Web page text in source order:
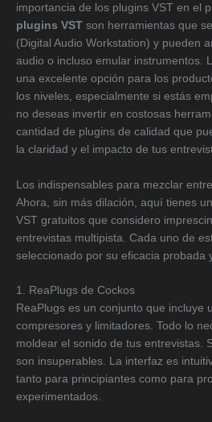
importancia de los plugins VST en el
plugins VST son herramientas que
(Digital Audio Workstation) y pueden
audio o incluso emular instrumentos.
una excelente opción para los
los niveles, especialmente si estás
no deseas invertir en costosas
cantidad de plugins de calidad que
la claridad y el impacto de tus
Los indispensables para mezclar
Ahora, sin más dilación, aquí tienes
VST gratuitos que considero
entrevistas multipista. Cada uno de
seleccionado por su eficacia probada
1. ReaPlugs de Cockos
ReaPlugs es un conjunto que incluye
compresores y limitadores. Todo lo
moldear el sonido de tus entrevistas.
son insuperables. La interfaz es
tanto para principiantes como para
experimentados.